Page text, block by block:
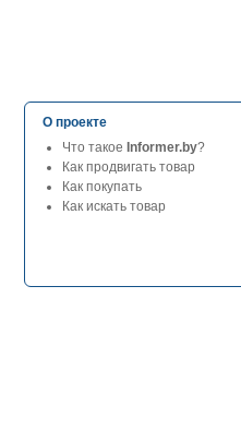
О проекте
Что такое Informer.by?
Как продвигать товар
Как покупать
Как искать товар